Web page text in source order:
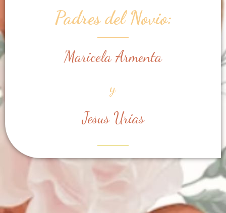
Padres del Novio:
Maricela Armenta
y
Jesus Urias